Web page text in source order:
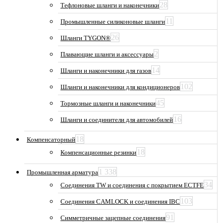
Тефлоновые шланги и наконечники28
Промышленные силиконовые шланги 11
Шланги TYGON®26
Плавающие шланги и аксессуары2
Шланги и наконечники для газов 14
Шланги и наконечники для кондиционеров 102
Тормозные шланги и наконечники45
Шланги и соединители для автомобилей 16
Компенсаторный 18
Компенсационные резинки 18
Промышленная арматура 1 338
Соединения TW и соединения с покрытием ECTFE34
Соединения CAMLOCK и соединения IBC 103
Симметричные зацепные соединения91